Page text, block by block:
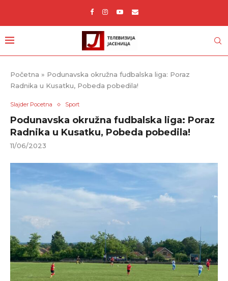
Početna » Podunavska okružna fudbalska liga: Poraz
Radnika u Kusatku, Pobeda pobedila!
Slajder Pocetna Sport
Podunavska okružna fudbalska liga: Poraz
Radnika u Kusatku, Pobeda pobedila!
11/06/2023